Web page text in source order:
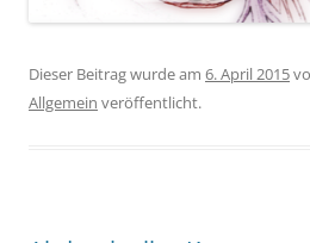
Dieser Beitrag wurde am 6. April 2015
Allgemein veröffentlicht.